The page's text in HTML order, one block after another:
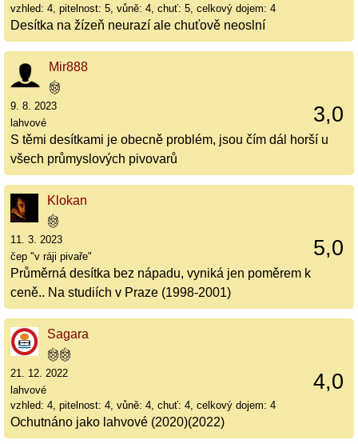
vzhled: 4, pitelnost: 5, vůně: 4, chuť: 5, celkový dojem: 4
Desítka na žízeň neurazí ale chuťově neoslní
Mir888
3,0
9. 8. 2023
lahvové
S těmi desítkami je obecně problém, jsou čím dál horší u
všech průmyslových pivovarů
Klokan
5,0
11. 3. 2023
čep "v ráji pivaře"
Průměrná desítka bez nápadu, vyniká jen poměrem k
ceně.. Na studiích v Praze (1998-2001)
Sagara
4,0
21. 12. 2022
lahvové
vzhled: 4, pitelnost: 4, vůně: 4, chuť: 4, celkový dojem: 4
Ochutnáno jako lahvové (2020)(2022)